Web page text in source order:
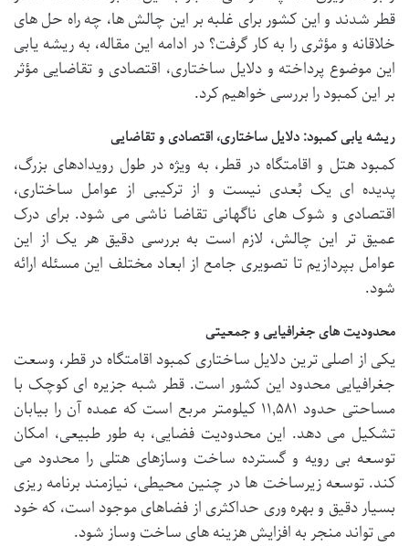
قطر شدند و این کشور برای غلبه بر این چالش ها، چه راه حل های
خلاقانه و مؤثری را به کار گرفت؟ در ادامه این مقاله، به ریشه یابی
این موضوع پرداخته و دلایل ساختاری، اقتصادی و تقاضایی مؤثر
بر این کمبود را بررسی خواهیم کرد.
ریشه یابی کمبود: دلایل ساختاری، اقتصادی و تقاضایی
کمبود هتل و اقامتگاه در قطر، به ویژه در طول رویدادهای بزرگ،
پدیده ای یک بُعدی نیست و از ترکیبی از عوامل ساختاری،
اقتصادی و شوک های ناگهانی تقاضا ناشی می شود. برای درک
عمیق تر این چالش، لازم است به بررسی دقیق هر یک از این
عوامل بپردازیم تا تصویری جامع از ابعاد مختلف این مسئله ارائه
شود.
محدودیت های جغرافیایی و جمعیتی
یکی از اصلی ترین دلایل ساختاری کمبود اقامتگاه در قطر، وسعت
جغرافیایی محدود این کشور است. قطر شبه جزیره ای کوچک با
مساحتی حدود ۱۱,۵۸۱ کیلومتر مربع است که عمده آن را بیابان
تشکیل می دهد. این محدودیت فضایی، به طور طبیعی، امکان
توسعه بی رویه و گسترده ساخت وسازهای هتلی را محدود می
کند. توسعه زیرساخت ها در چنین محیطی، نیازمند برنامه ریزی
بسیار دقیق و بهره وری حداکثری از فضاهای موجود است، که خود
می تواند منجر به افزایش هزینه های ساخت وساز شود.